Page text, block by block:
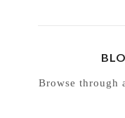
Browse through